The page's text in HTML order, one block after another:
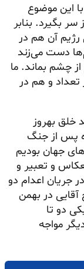
این موضوع
بگیرد. بنابر
آن هم در
دست می‌زند
چشم بماند. ما
و هم در
خلق بهروز
پس از جنگ
جهان بودیم
و تعبیر و
جریان اعدام دو
در بهمن
دو تا
مواجه